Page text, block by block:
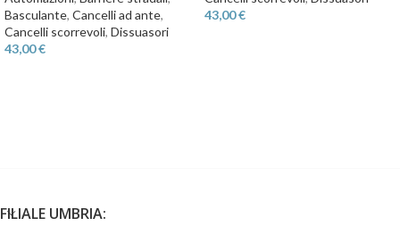
Basculante, Cancelli ad ante,
Cancelli scorrevoli, Dissuasori
43,00€
43,00€
FILIALE UMBRIA: